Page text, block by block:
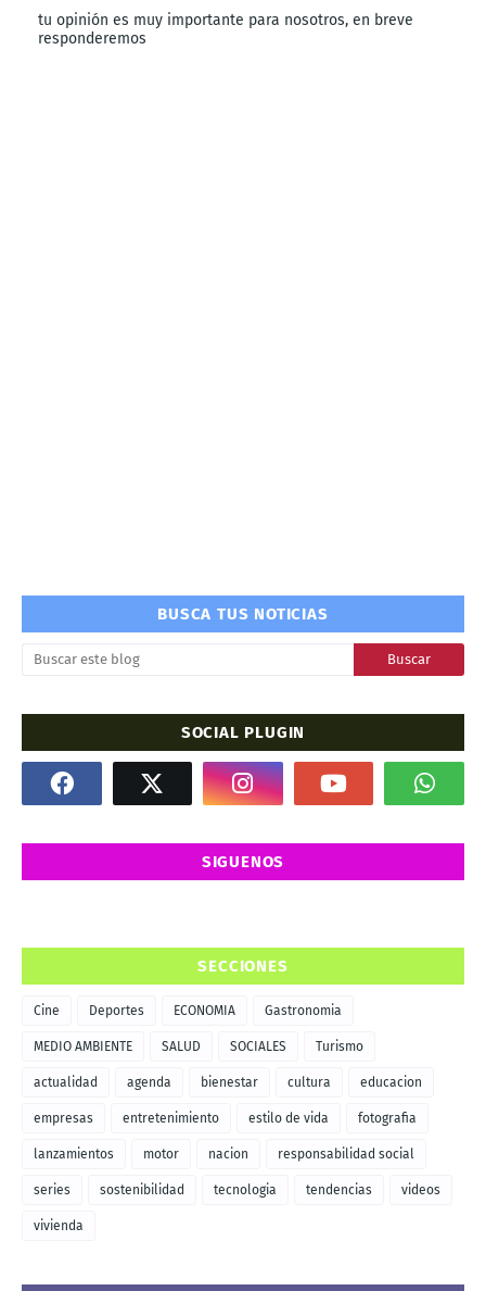
tu opinión es muy importante para nosotros, en breve
responderemos
BUSCA TUS NOTICIAS
SOCIAL PLUGIN
SIGUENOS
SECCIONES
Cine Deportes ECONOMIA Gastronomia
MEDIO AMBIENTE SALUD SOCIALES Turismo
actualidad agenda bienestar cultura educacion
empresas entretenimiento estilo de vida fotografia
lanzamientos motor nacion responsabilidad social
series sostenibilidad tecnologia tendencias videos
vivienda